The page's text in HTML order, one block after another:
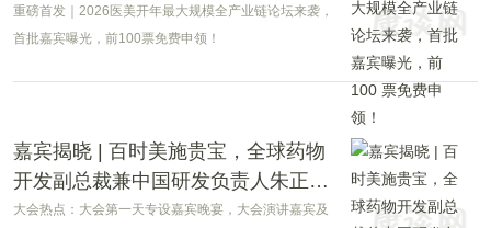
100 票免费申领！
重磅首发｜2026医美开年最大规模全产业链论坛来袭，
首批嘉宾曝光，前100票免费申领！
嘉宾揭晓 | 百时美施贵宝，全球药物
开发副总裁兼中国研发负责人朱正缨
博士领衔第十四届亚洲医药研发领袖
大会热点：大会第一天专设嘉宾晚宴，大会演讲嘉宾及